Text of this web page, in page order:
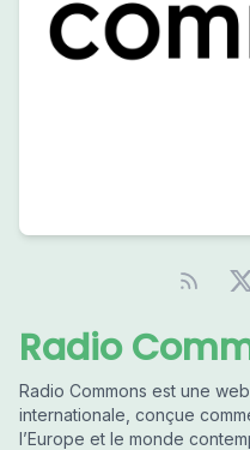
Radio
Radio Commons est une
internationale, conçue
l’Europe et le monde